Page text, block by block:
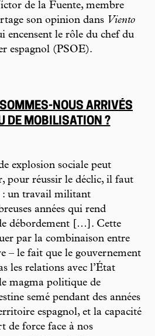
de la Fuente, membre
son opinion dans Viento
encensent le rôle du chef du
espagnol (PSOE).
NOUS ARRIVÉS
DE MOBILISATION ?
explosion sociale peut
pour réussir le déclic, il faut
: un travail militant
années qui rend
débordement […]. Cette
par la combinaison entre
– le fait que le gouvernement
les relations avec l’État
magma politique de
semé pendant des années
espagnol, et la capacité
de force face à nos